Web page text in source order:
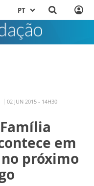
PT
02 JUN 2015 - 14H30
em
próximo